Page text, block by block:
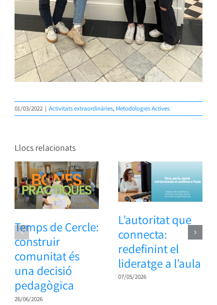
01/03/2022 | Activitats extraordinàries, Metodologies Actives
Llocs relacionats
Temps de Cercle:
construir
comunitat és
una decisió
pedagògica
26/06/2026
L’autoritat que
connecta:
redefinint el
lideratge a l’aula
07/05/2026